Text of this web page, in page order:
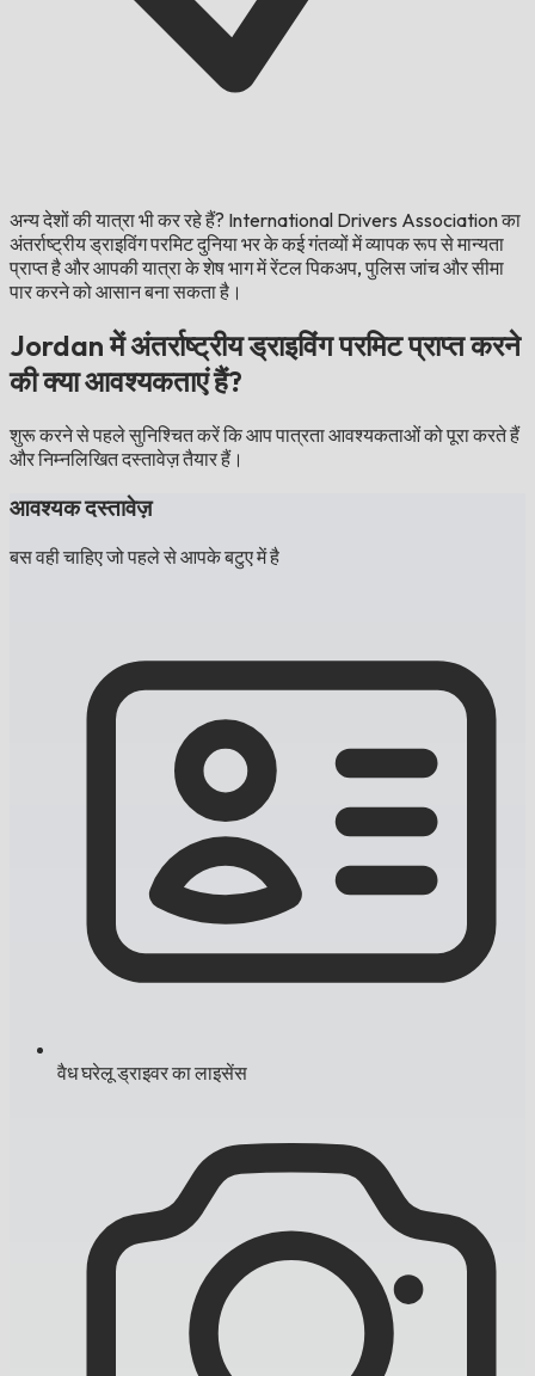
अन्य देशों की यात्रा भी कर रहे हैं? International Drivers Association का
अंतर्राष्ट्रीय ड्राइविंग परमिट दुनिया भर के कई गंतव्यों में व्यापक रूप से मान्यता
प्राप्त है और आपकी यात्रा के शेष भाग में रेंटल पिकअप, पुलिस जांच और सीमा
पार करने को आसान बना सकता है।
Jordan में अंतर्राष्ट्रीय ड्राइविंग परमिट प्राप्त करने
की क्या आवश्यकताएं हैं?
शुरू करने से पहले सुनिश्चित करें कि आप पात्रता आवश्यकताओं को पूरा करते हैं
और निम्नलिखित दस्तावेज़ तैयार हैं।
आवश्यक दस्तावेज़
बस वही चाहिए जो पहले से आपके बटुए में है
वैध घरेलू ड्राइवर का लाइसेंस